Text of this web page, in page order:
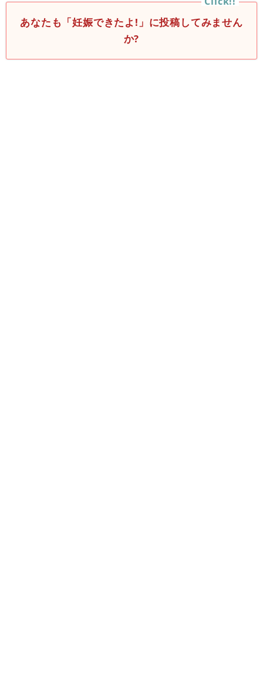
あなたも「妊娠できたよ!」に投稿してみません
か?